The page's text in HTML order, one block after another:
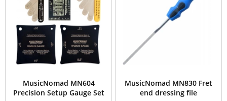
MusicNomad MN604
Precision Setup Gauge Set
MusicNomad MN830 Fret
end dressing file